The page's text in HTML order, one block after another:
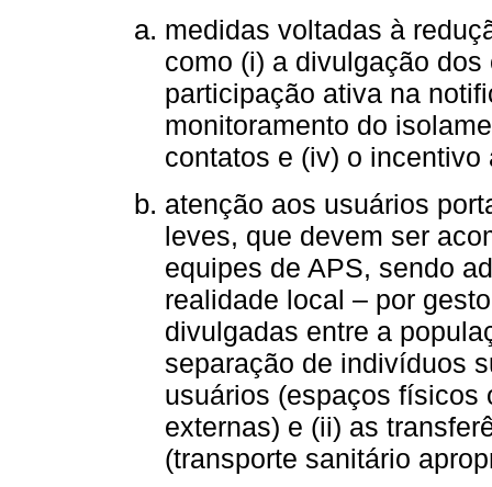
medidas voltadas à
como (i) a divulgação
participação ativa na
monitoramento do
contatos e (iv) o
atenção aos usuários
leves, que devem ser
equipes de APS, sendo
realidade local – por
divulgadas entre a
separação de indivíduos
usuários (espaços físicos
externas) e (ii) as
(transporte sanitário